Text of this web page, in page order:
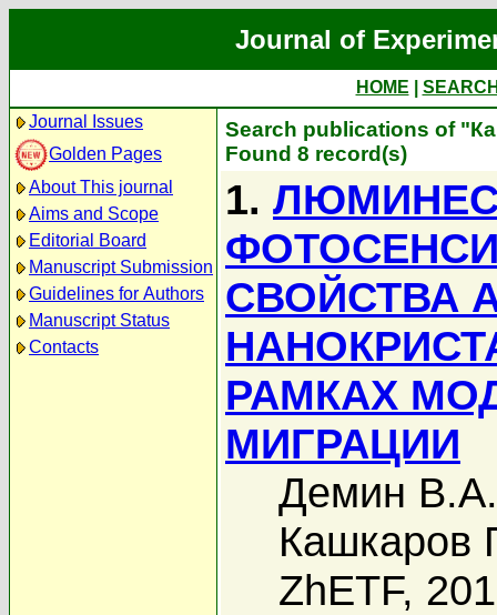
Journal of
HOME
Journal Issues
Golden Pages
About This journal
Aims and Scope
Editorial Board
Manuscript Submission
Guidelines for Authors
Manuscript Status
Contacts
Search publications of
Found 8 record(s)
1.
СВОЙСТВА
РАМКАХ
МИГРАЦИИ
Демин В.А.
Кашкаров
ZhETF,